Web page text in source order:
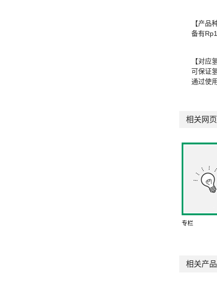
【产品
备有
【对应
可保证
通过使
相关网页
专栏
相关产品